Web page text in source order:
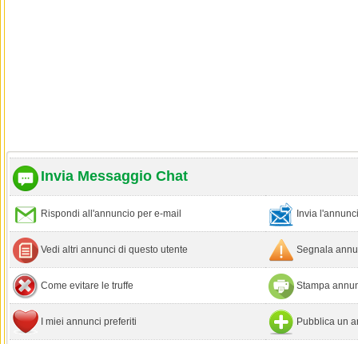
Invia Messaggio Chat
Rispondi all'annuncio per e-mail Invia
Vedi altri annunci di questo utente Segnala
Come evitare le truffe Stampa
I miei annunci preferiti Pubblica un